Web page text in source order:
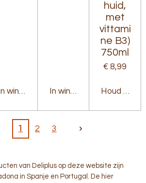
In winkelwagenIn winkelwagen
huid,
met
vittami
ne B3)
750ml
€ 8,99
Houd mij
1 2 3
van Deliplus op deze website zijn
in Spanje en Portugal. De hier